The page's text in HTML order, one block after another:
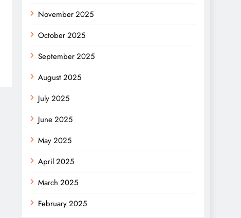
November 2025
October 2025
September 2025
August 2025
July 2025
June 2025
May 2025
April 2025
March 2025
February 2025